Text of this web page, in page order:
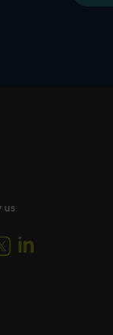
us